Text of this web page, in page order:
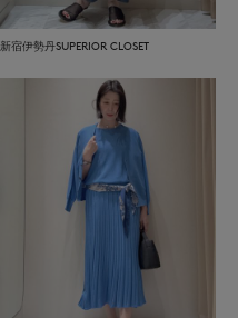
新宿伊勢丹SUPERIOR CLOSET